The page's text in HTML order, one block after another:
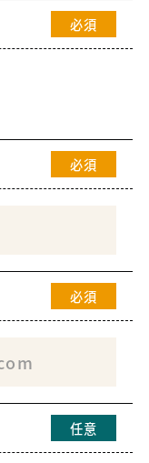
必須
必須
必須
任意